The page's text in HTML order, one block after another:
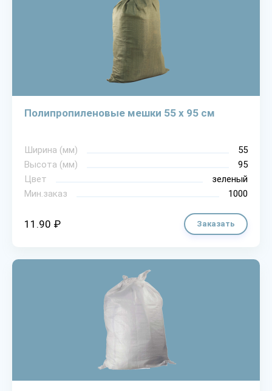
Полипропиленовые мешки 55 х 95 см
Ширина (мм)
55
Высота (мм)
95
Цвет
зеленый
Мин.заказ
1000
11.90 ₽ Заказать